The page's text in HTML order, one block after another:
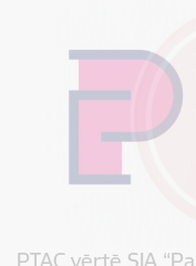
PTAC vērtē SIA